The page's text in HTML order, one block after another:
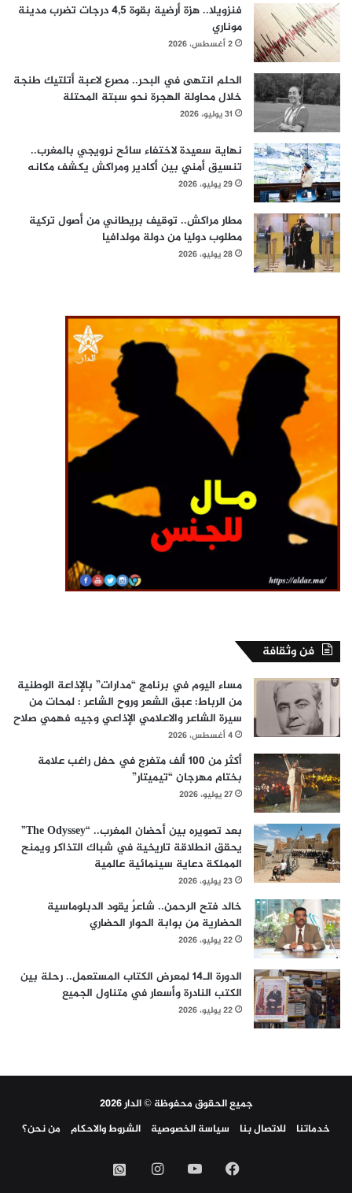
فنزويلا.. هزة أرضية بقوة 4,5 درجات تضرب مدينة
موناري
2 أغسطس، 2026
الحلم انتهى في البحر.. مصرع لاعبة أتلتيك طنجة
خلال محاولة الهجرة نحو سبتة المحتلة
31 يوليو، 2026
نهاية سعيدة لاختفاء سائح نرويجي بالمغرب..
تنسيق أمني بين أكادير ومراكش يكشف مكانه
29 يوليو، 2026
مطار مراكش.. توقيف بريطاني من أصول تركية
مطلوب دوليا من دولة مولدافيا
28 يوليو، 2026
فن وثقافة
مساء اليوم في برنامج “مدارات” بالإذاعة الوطنية
من الرباط: عبق الشعر وروح الشاعر : لمحات من
سيرة الشاعر والاعلامي الإذاعي وجيه فهمي صلاح
4 أغسطس، 2026
أكثر من 100 ألف متفرج في حفل راغب علامة
بختام مهرجان “تيميتار”
27 يوليو، 2026
بعد تصويره بين أحضان المغرب.. “The Odyssey”
يحقق انطلاقة تاريخية في شباك التذاكر ويمنح
المملكة دعاية سينمائية عالمية
23 يوليو، 2026
خالد فتح الرحمن.. شاعرٌ يقود الدبلوماسية
الحضارية من بوابة الحوار الحضاري
22 يوليو، 2026
الدورة الـ14 لمعرض الكتاب المستعمل.. رحلة بين
الكتب النادرة وأسعار في متناول الجميع
22 يوليو، 2026
جميع الحقوق محفوظة © الدار 2026
خدماتنا
للاتصال بنا سياسة الخصوصية الشروط والاحكام من نحن؟
فيسبوك‫YouTubeانستقرامواتساب